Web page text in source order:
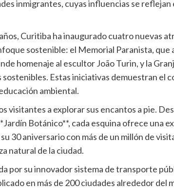
inmigrantes, cuyas influencias se
Curitiba ha inaugurado cuatro nuevas
sostenible: el Memorial Paranista, que
homenaje al escultor João Turin, y la
Estas iniciativas demuestran el
ambiental.
visitantes a explorar sus encantos a pie.
Botánico**, cada esquina ofrece una
30 aniversario con más de un millón de
natural de la ciudad.
por su innovador sistema de transporte
en más de 200 ciudades alrededor del